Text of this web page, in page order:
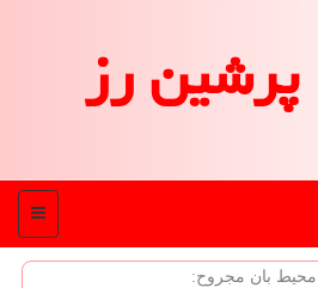
پرشین رز
منو
محیط بان مجروح: